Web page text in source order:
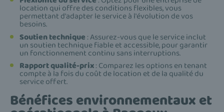
location qui offre des conditions flexibles, vous
permettant d'adapter le service à l'évolution de vos
besoins.
Soutien technique : Assurez-vous que le service inclut
un soutien technique fiable et accessible, pour garantir
un fonctionnement continu sans interruptions.
Rapport qualité-prix: Comparez les options en tenant
compte à la fois du coût de location et de la qualité du
service offert.
Bénéfices environnementaux et